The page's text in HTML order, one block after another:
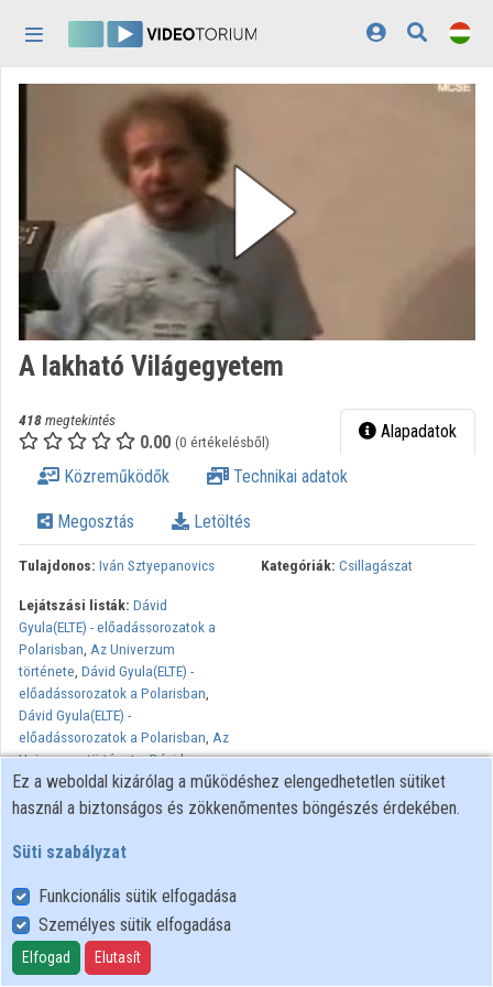
Kategóriák
Lejátszási listák
Intézmények
Közreműködők
Megjelenés:
A lakható Világegyetem
418megtekintés
0.00 (0 értékelésből) Alapadatok
Közreműködők Technikai adatok
Megosztás Letöltés
Tulajdonos: Iván Sztyepanovics Kategóriák: Csillagászat
Lejátszási listák: Dávid
Gyula(ELTE) - előadássorozatok a
Polarisban, Az Univerzum
története, Dávid Gyula(ELTE) -
előadássorozatok a Polarisban,
Dávid Gyula(ELTE) -
előadássorozatok a Polarisban, Az
Univerzum története,Dávid
Gyula(ELTE) - előadássorozatok a
Polarisban
Felhasználói szabályzat
Adatkezelési tájékoztató
Süti szabályzat
Ez a weboldal kizárólag a működéshez elengedhetetlen sütiket
használ a biztonságos és zökkenőmentes böngészés érdekében.
Süti szabályzat
Funkcionális sütik elfogadása
Személyes sütik elfogadása
Elfogad Elutasít